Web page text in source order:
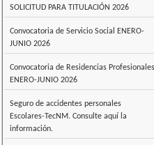
SOLICITUD PARA TITULACIÓN 2026
Convocatoria de Servicio Social ENERO-
JUNIO 2026
Convocatoria de Residencias Profesionales
ENERO-JUNIO 2026
Seguro de accidentes personales
Escolares-TecNM. Consulte aquí la
información.